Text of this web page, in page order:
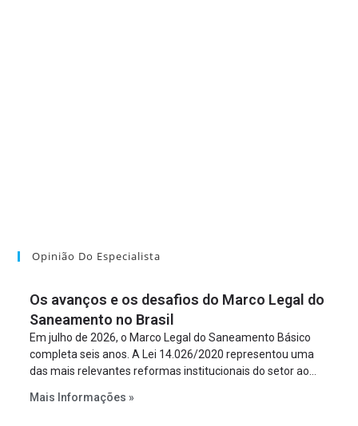
Opinião Do Especialista
Os avanços e os desafios do Marco Legal do
Saneamento no Brasil
Em julho de 2026, o Marco Legal do Saneamento Básico
completa seis anos. A Lei 14.026/2020 representou uma
das mais relevantes reformas institucionais do setor ao
serviços, ampliar a participação da iniciativa privada,
Mais Informações »